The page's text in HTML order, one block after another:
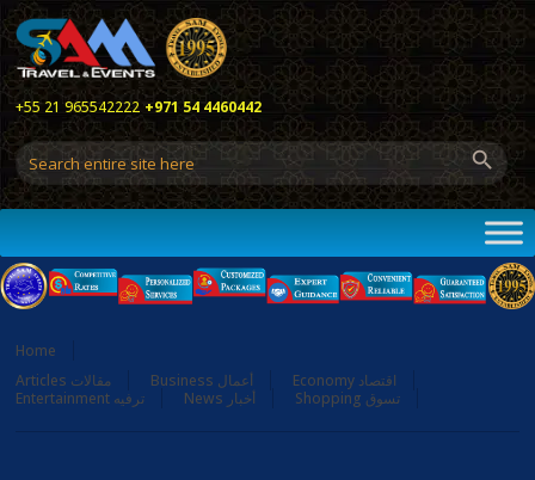
+55 21 965542222 +971 54 4460442
Home
Articles مقالات
Business أعمال
Economy اقتصاد
Entertainment ترفيه
News أخبار Shopping تسوق